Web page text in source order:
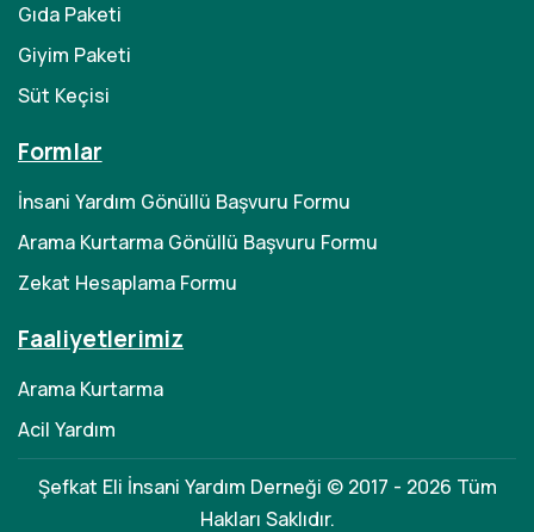
Gıda Paketi
Giyim Paketi
Süt Keçisi
Formlar
İnsani Yardım Gönüllü Başvuru Formu
Arama Kurtarma Gönüllü Başvuru Formu
Zekat Hesaplama Formu
Faaliyetlerimiz
Arama Kurtarma
Acil Yardım
Şefkat Eli İnsani Yardım Derneği © 2017 - 2026 Tüm
Hakları Saklıdır.